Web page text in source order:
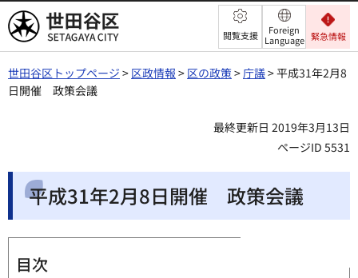
世田谷区 閲覧支援
Foreign
Language 緊急情報
世田谷区トップページ > 区政情報 > 区の政策>庁議> 平成31年2月8
日開催 政策会議
最終更新日 2019年3月13日
ページID 5531
平成31年2月8日開催 政策会議
目次